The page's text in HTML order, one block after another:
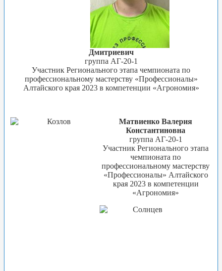
Дмитриевич
группа АГ-20-1
Участник Регионального этапа чемпионата по
профессиональному мастерству «Профессионалы»
Алтайского края 2023 в компетенции «Агрономия»
Матвиенко Валерия
Константиновна
группа АГ-20-1
Участник Регионального этапа
чемпионата по
профессиональному мастерству
«Профессионалы» Алтайского
края 2023 в компетенции
«Агрономия»